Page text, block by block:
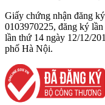
Giấy chứng nhận đăng
0103970225, đăng ký
lần thứ 14 ngày 12/12/
phố Hà Nội.